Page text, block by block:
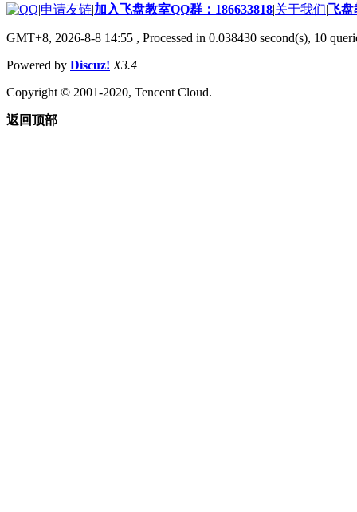
|申请友链|加入飞盘教室QQ群：186633818|关于我们|飞盘
GMT+8, 2026-8-8 14:55 , Processed in 0.038430 second(s), 10
Powered by Discuz! X3.4
Copyright © 2001-2020, Tencent Cloud.
返回顶部